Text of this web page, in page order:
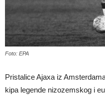
Foto: EPA
Pristalice Ajaxa iz
kipa legende nizozemskog i